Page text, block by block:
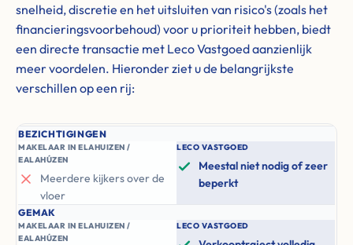
snelheid, discretie en het uitsluiten van risico's (zoals het
financieringsvoorbehoud) voor u prioriteit hebben, biedt
een directe transactie met Leco Vastgoed aanzienlijk
meer voordelen. Hieronder ziet u de belangrijkste
verschillen op een rij:
BEZICHTIGINGEN
MAKELAAR IN ELAHUIZEN /
EALAHÚZEN
Meerdere kijkers over de
vloer
LECO VASTGOED
Meestal niet nodig of zeer
beperkt
GEMAK
MAKELAAR IN ELAHUIZEN /
EALAHÚZEN
LECO VASTGOED